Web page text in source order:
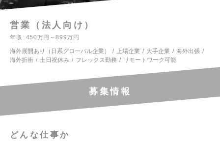
営業（法人向け）
年収
450万円～899万円
海外展開あり（日系グローバル企業）
上場企業 大手企業
海外出張
海外折衝
土日祝休み フレックス勤務 リモートワーク可能
募集情報
どんな仕事か